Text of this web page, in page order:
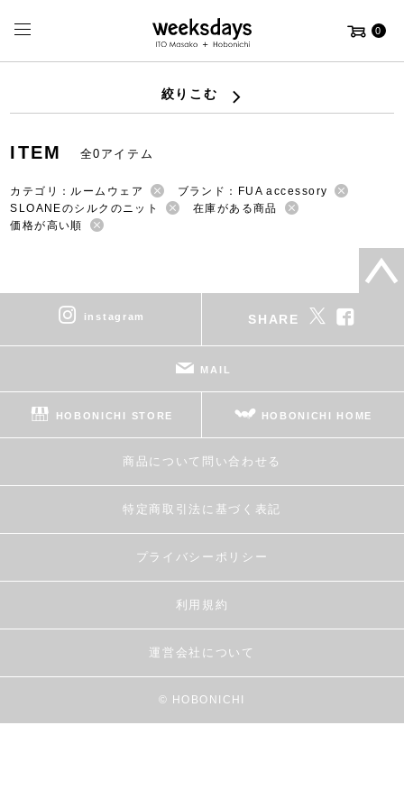
0
絞りこむ
ITEM 全0アイテム
カテゴリ：ルームウェア
ブランド：FUA accessory
SLOANEのシルクのニット
在庫がある商品
価格が高い順
instagram SHARE
MAIL
HOBONICHI STORE HOBONICHI HOME
商品について問い合わせる
特定商取引法に基づく表記
プライバシーポリシー
利用規約
運営会社について
© HOBONICHI